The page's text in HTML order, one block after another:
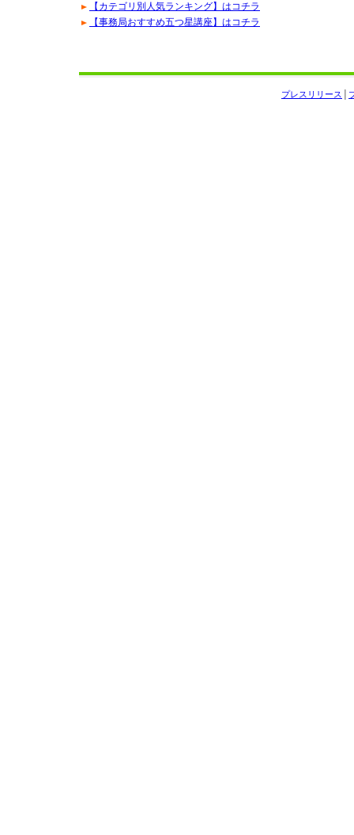
【カテゴリ別人気ランキング】はコチラ
【事務局おすすめ五つ星講座】はコチラ
プレスリリース